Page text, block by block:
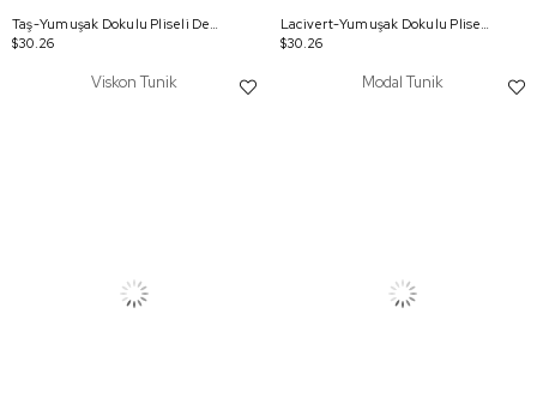
Taş-Yumuşak Dokulu Pliseli Detaylı Tunik
$30.26
Lacivert-Yumuşak Dokulu Pliseli Detaylı Tunik
$30.26
Viskon Tunik Modal Tunik